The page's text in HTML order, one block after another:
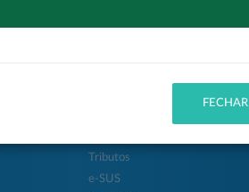
FECHAR
Tributos
e-SUS